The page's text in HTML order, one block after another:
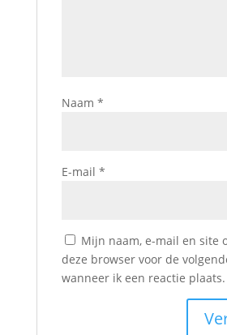
Naam *
E-mail *
Mijn naam, e-mail en site
deze browser voor de
wanneer ik een reactie plaats.